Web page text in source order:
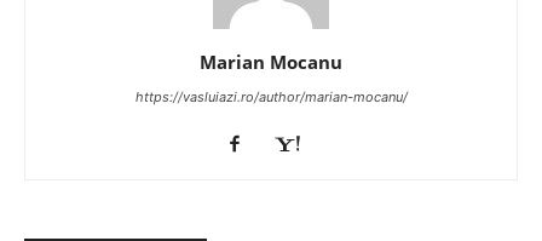
Marian Mocanu
https://vasluiazi.ro/author/marian-mocanu/